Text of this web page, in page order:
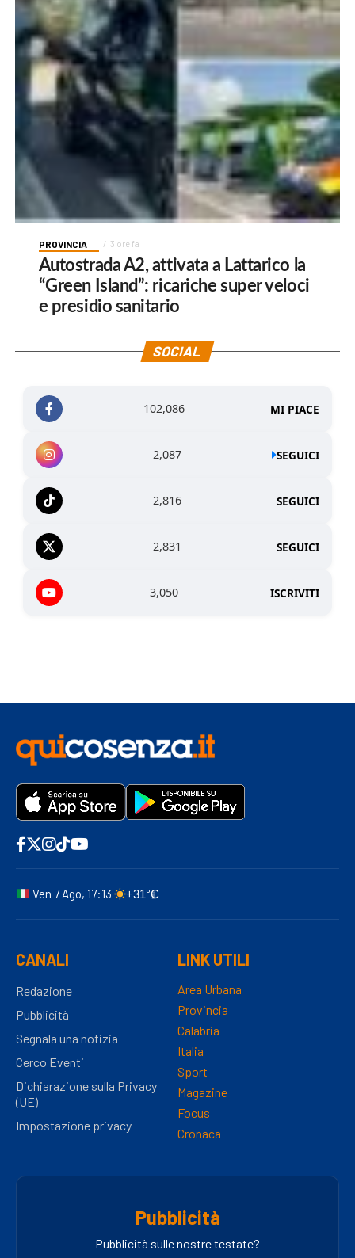
PROVINCIA 3 ore fa
Autostrada A2, attivata a Lattarico la
“Green Island”: ricariche super veloci
e presidio sanitario
SOCIAL
102,086 MI PIACE
2,087 SEGUICI
2,816 SEGUICI
2,831 SEGUICI
3,050 ISCRIVITI
Ven 7 Ago, 17:13 +31°C
CANALI
Redazione
Pubblicità
Segnala una notizia
Cerco Eventi
Dichiarazione sulla Privacy
(UE)
Impostazione privacy
LINK UTILI
Area Urbana
Provincia
Calabria
Italia
Sport
Magazine
Focus
Cronaca
Pubblicità
Pubblicità sulle nostre testate?